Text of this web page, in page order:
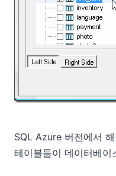
SQL Azure 버전에서
테이블들이 데이터베